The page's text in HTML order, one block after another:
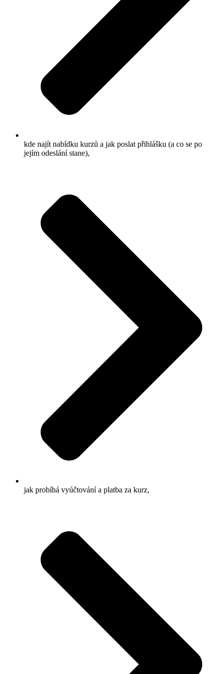
kde najít nabídku kurzů a jak poslat přihlášku (a co se po
jejím odeslání stane),
jak probíhá vyúčtování a platba za kurz,